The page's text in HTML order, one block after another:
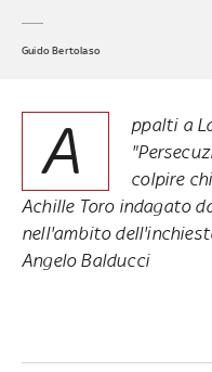
Guido Bertolaso
A
ppalti a
colpire
Achille Toro indagato
nell'ambito
Angelo Balducci